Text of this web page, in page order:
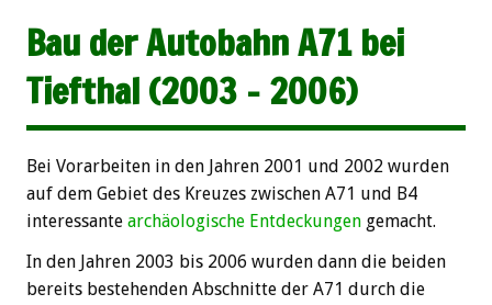
Bau der Autobahn A71 bei
Tiefthal (2003 – 2006)
Bei Vorarbeiten in den Jahren 2001 und 2002 wurden
auf dem Gebiet des Kreuzes zwischen A71 und B4
interessante archäologische Entdeckungen gemacht.
In den Jahren 2003 bis 2006 wurden dann die beiden
bereits bestehenden Abschnitte der A71 durch die